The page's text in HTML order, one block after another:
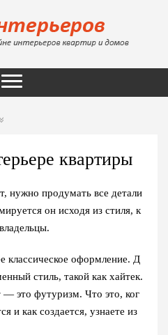
квартиры
нужно продумать все детали
он исходя из стиля, к
классическое оформление. Д
стиль, такой как хайтек.
— это футуризм. Что это, ког
и как создается, узнаете из